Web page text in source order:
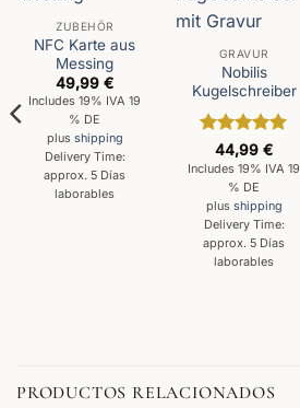
ZUBEHÖR
NFC Karte aus
Messing
49,99€
Includes 19% IVA 19
% DE
plus shipping
Delivery Time:
approx. 5 Días
laborables
GRAVUR
Nobilis
Kugelschreiber
Valorado
con 5de 5
44,99€
Includes 19% IVA 19
% DE
plus shipping
Delivery Time:
approx. 5 Días
laborables
PRODUCTOS RELACIONADOS